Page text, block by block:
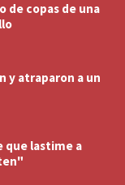
de copas de una
y atraparon a un
que lastime a